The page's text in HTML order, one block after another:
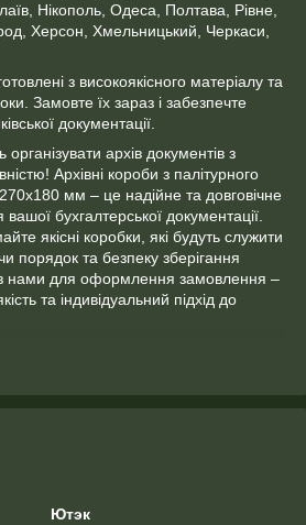
Нікополь, Одеса, Полтава, Рівне,
Херсон, Хмельницький, Черкаси,
з високоякісного матеріалу та
Замовте їх зараз і забезпечте
документації.
архів документів з
Архівні короби з палітурного
мм – це надійне та довговічне
бухгалтерської документації.
якісні коробки, які будуть служити
порядок та безпеку зберігання
з нами для оформлення замовлення –
та індивідуальний підхід до
Ютэк